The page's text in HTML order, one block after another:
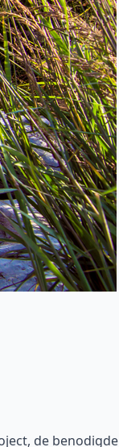
de benodigde